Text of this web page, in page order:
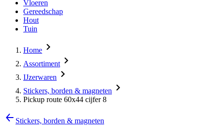
Vloeren
Gereedschap
Hout
Tuin
Home
Assortiment
IJzerwaren
Stickers, borden & magneten
Pickup route 60x44 cijfer 8
Stickers, borden & magneten